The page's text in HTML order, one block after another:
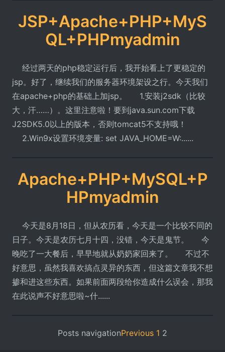
JSP+Apache+PHP+MyS
QL+PHPmyadmin
经过两天的php稳定运行后，我开始看上了更稳定的
jsp。好了，继续我们的服务器环境架设之行。今天我们
在apache+php的基础上加jsp。 1.安装j2sdk（比较
大，汗……）。这里注意啦！要到java.sun.com下载
J2SDK5.0以上的版本，否则tomcat5不支持哦！
2.Win9x设置环境变量: set JAVA_HOME=W:......
Apache+PHP+MySQL+P
HPmyadmin
今天是8月18日，但从农历看，今天是一个比较不同的
日子。今天是农历七月十四，没错，今天是鬼节。 今
晚吃了一大餐后，早早地就从奶奶家回来了。 不过不
好意思，虽然我喜欢搞点灵异的东西，但这篇文章我不想
掺和进这些东西。如果前面两段给你造成什么误会，那我
在此说声不好意思啦~什......
Posts navigationPrevious 1 2